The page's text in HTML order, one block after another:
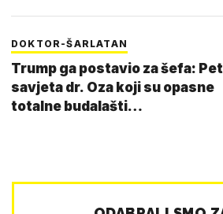
DOKTOR-ŠARLATAN
Trump ga postavio za šefa: Pet
savjeta dr. Oza koji su opasne
totalne budalašti…